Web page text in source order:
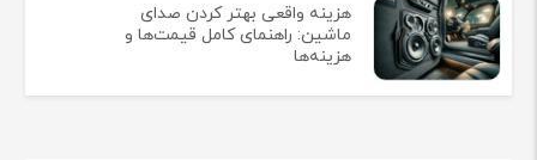
هزینه واقعی بهتر کردن صدای
ماشین: راهنمای کامل قیمت‌ها و
هزینه‌ها